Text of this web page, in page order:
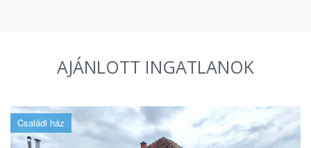
AJÁNLOTT INGATLANOK
Családi ház